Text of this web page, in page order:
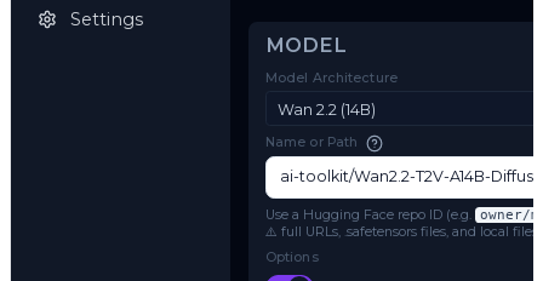
Training Queue
MODEL
Wan 2.2 (14B)
Name or Path